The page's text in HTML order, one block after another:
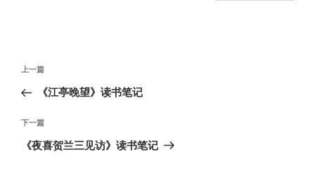
文
导
航
上
一
文
章
上一篇
《江亭晚望》读书笔记
下
一
下一篇
《夜喜贺兰三见访》读书笔记